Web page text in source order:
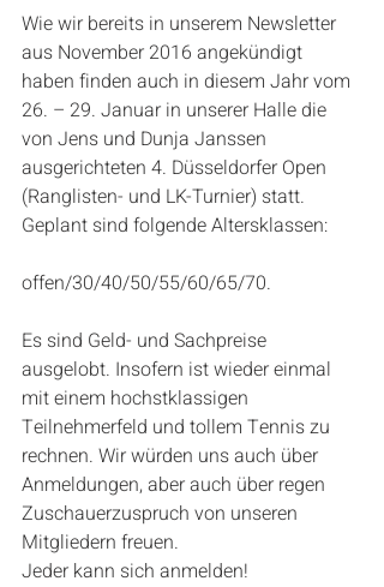
Wie wir bereits in unserem Newsletter
aus November 2016 angekündigt
haben finden auch in diesem Jahr vom
26. – 29. Januar in unserer Halle die
von Jens und Dunja Janssen
ausgerichteten 4. Düsseldorfer Open
(Ranglisten- und LK-Turnier) statt.
Geplant sind folgende Altersklassen:
offen/30/40/50/55/60/65/70.
Es sind Geld- und Sachpreise
ausgelobt. Insofern ist wieder einmal
mit einem hochstklassigen
Teilnehmerfeld und tollem Tennis zu
rechnen. Wir würden uns auch über
Anmeldungen, aber auch über regen
Zuschauerzuspruch von unseren
Mitgliedern freuen.
Jeder kann sich anmelden!